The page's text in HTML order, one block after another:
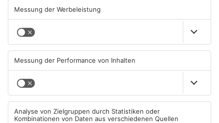
Waldbrandgefahr im
Primaveraland bleibt
weiterhin sehr hoch
PRIMAVERALAND
Waldaschaff und zwischen
Hanau und Kahl
05.08.2026, 06:36 UHR IN